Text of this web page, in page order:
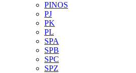
PINOS
PJ
PK
PL
SPA
SPB
SPC
SPZ